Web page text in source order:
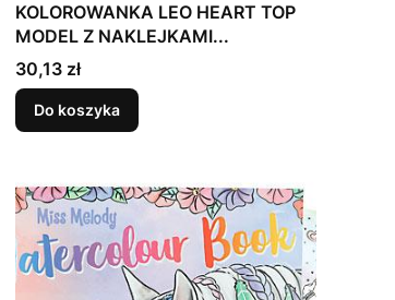
KOLOROWANKA LEO HEART TOP
MODEL Z NAKLEJKAMI...
Cena
30,13 zł
Do koszyka